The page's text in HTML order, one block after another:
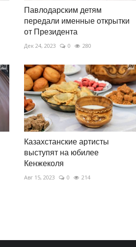
Павлодарским детям
передали именные открытки
от Президента
Дек 24, 2023 0 280
Казахстанские артисты
выступят на юбилее
Кенжеколя
Авг 15, 2023 0 214